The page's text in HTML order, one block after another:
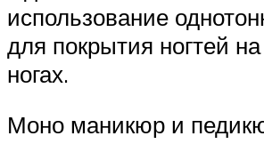
использование
для покрытия ногтей
ногах.
Моно маникюр и